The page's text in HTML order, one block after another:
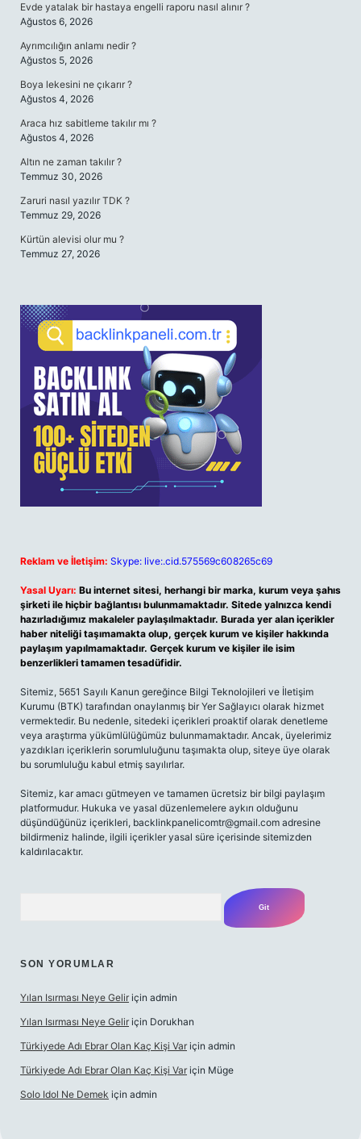
Evde yatalak bir hastaya engelli raporu nasıl alınır ?
Ağustos 6, 2026
Ayrımcılığın anlamı nedir ?
Ağustos 5, 2026
Boya lekesini ne çıkarır ?
Ağustos 4, 2026
Araca hız sabitleme takılır mı ?
Ağustos 4, 2026
Altın ne zaman takılır ?
Temmuz 30, 2026
Zaruri nasıl yazılır TDK ?
Temmuz 29, 2026
Kürtün alevisi olur mu ?
Temmuz 27, 2026
Reklam ve İletişim: Skype: live:.cid.575569c608265c69
Yasal Uyarı: Bu internet sitesi, herhangi bir marka, kurum veya şahıs
şirketi ile hiçbir bağlantısı bulunmamaktadır. Sitede yalnızca kendi
hazırladığımız makaleler paylaşılmaktadır. Burada yer alan içerikler
haber niteliği taşımamakta olup, gerçek kurum ve kişiler hakkında
paylaşım yapılmamaktadır. Gerçek kurum ve kişiler ile isim
benzerlikleri tamamen tesadüfidir.
Sitemiz, 5651 Sayılı Kanun gereğince Bilgi Teknolojileri ve İletişim
Kurumu (BTK) tarafından onaylanmış bir Yer Sağlayıcı olarak hizmet
vermektedir. Bu nedenle, sitedeki içerikleri proaktif olarak denetleme
veya araştırma yükümlülüğümüz bulunmamaktadır. Ancak, üyelerimiz
yazdıkları içeriklerin sorumluluğunu taşımakta olup, siteye üye olarak
bu sorumluluğu kabul etmiş sayılırlar.
Sitemiz, kar amacı gütmeyen ve tamamen ücretsiz bir bilgi paylaşım
platformudur. Hukuka ve yasal düzenlemelere aykırı olduğunu
düşündüğünüz içerikleri, backlinkpanelicomtr@gmail.com adresine
bildirmeniz halinde, ilgili içerikler yasal süre içerisinde sitemizden
kaldırılacaktır.
SON YORUMLAR
Yılan Isırması Neye Gelir için admin
Yılan Isırması Neye Gelir için Dorukhan
Türkiyede Adı Ebrar Olan Kaç Kişi Var için admin
Türkiyede Adı Ebrar Olan Kaç Kişi Var için Müge
Solo Idol Ne Demek için admin